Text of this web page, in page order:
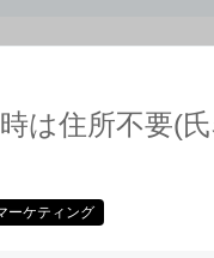
は住所不要(
ーケティング